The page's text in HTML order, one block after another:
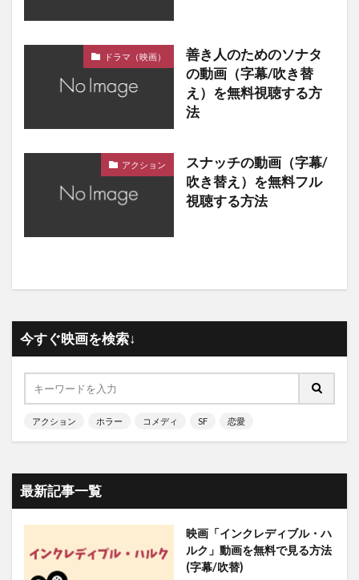
ドラマ（映画）
善き人のためのソナタ
の動画（字幕/吹き替
え）を無料視聴する方
法
アクション
スナッチの動画（字幕/
吹き替え）を無料フル
視聴する方法
今すぐ映画を検索↓
アクション ホラー コメディ SF 恋愛
最新記事一覧
映画「インクレディブル・ハ
ルク」動画を無料で見る方法
(字幕/吹替)